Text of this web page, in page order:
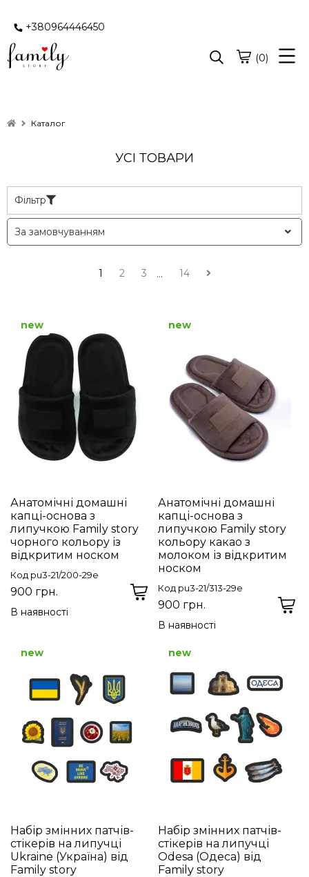
+380964446450
(0)
Каталог
УСІ ТОВАРИ
Фільтр
1 2 3 ... 14
Анатомічні домашні
капці-основа з
липучкою Family story
чорного кольору із
відкритим носком
Код pu3-21/200-29e
900 грн.
В наявності
new
Анатомічні домашні
капці-основа з
липучкою Family story
кольору какао з
молоком із відкритим
носком
Код pu3-21/313-29e
900 грн.
В наявності
new
Набір змінних патчів-
стікерів на липучці
Ukraine (Україна) від
Family story
new
Набір змінних патчів-
стікерів на липучці
Odesa (Одеса) від
Family story
new